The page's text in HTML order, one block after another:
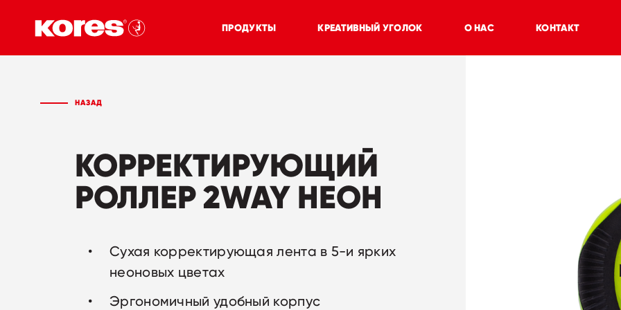
ПРОДУКТЫ КРЕАТИВНЫЙ УГОЛОК О НАС КОНТАКТ
НАЗАД
КОРРЕКТИРУЮЩИЙ
РОЛЛЕР 2WAY НЕОН
Сухая корректирующая лента в 5-и ярких
неоновых цветах
Эргономичный удобный корпус